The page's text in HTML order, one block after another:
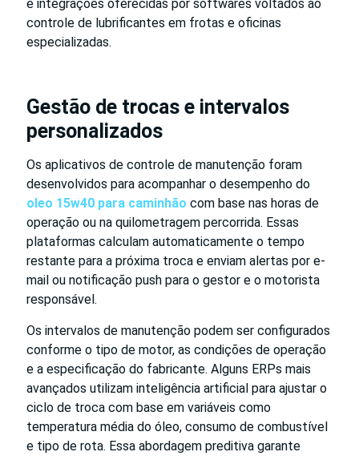
e integrações oferecidas por softwares voltados ao
controle de lubrificantes em frotas e oficinas
especializadas.
Gestão de trocas e intervalos
personalizados
Os aplicativos de controle de manutenção foram
desenvolvidos para acompanhar o desempenho do
oleo 15w40 para caminhão com base nas horas de
operação ou na quilometragem percorrida. Essas
plataformas calculam automaticamente o tempo
restante para a próxima troca e enviam alertas por e-
mail ou notificação push para o gestor e o motorista
responsável.
Os intervalos de manutenção podem ser configurados
conforme o tipo de motor, as condições de operação
e a especificação do fabricante. Alguns ERPs mais
avançados utilizam inteligência artificial para ajustar o
ciclo de troca com base em variáveis como
temperatura média do óleo, consumo de combustível
e tipo de rota. Essa abordagem preditiva garante